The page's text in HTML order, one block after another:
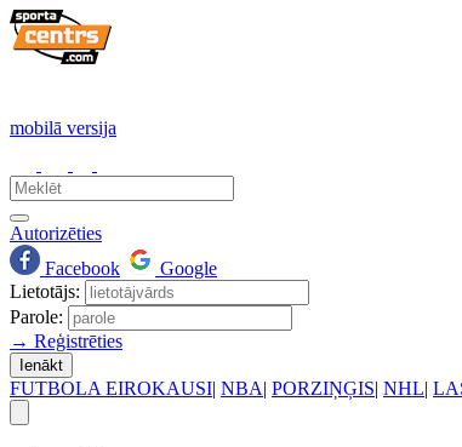
mobilā versija
Autorizēties
Facebook
Google
Lietotājs:
Parole:
→ Reģistrēties
Ienākt
FUTBOLA EIROKAUSI| NBA| PORZIŅĢIS| NHL|